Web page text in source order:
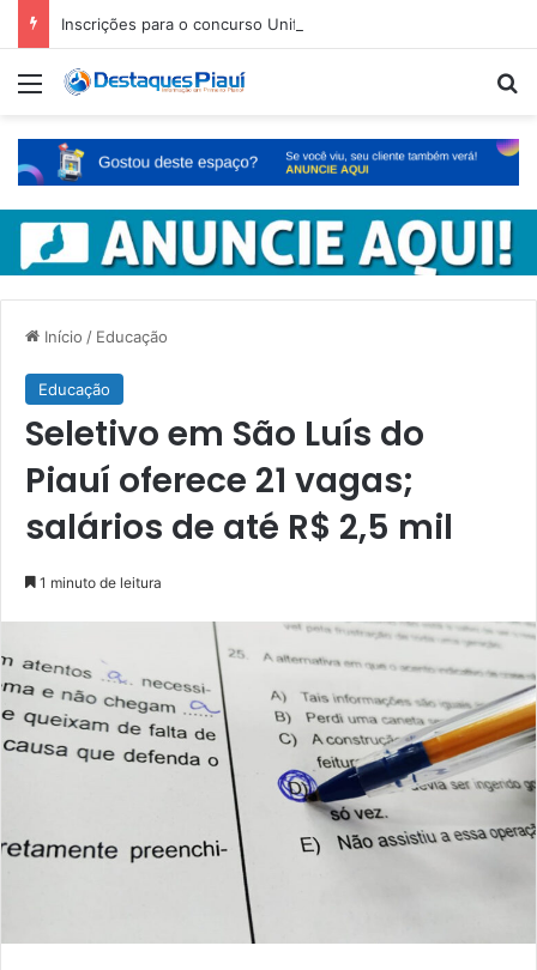
Menu
Início / Educação
Educação
Seletivo em São Luís do
Piauí oferece 21 vagas;
salários de até R$ 2,5 mil
1 minuto de leitura